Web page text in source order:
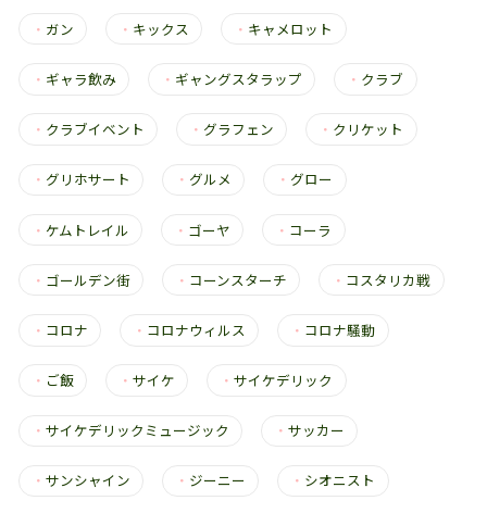
・ ガン ・ キックス ・ キャメロット
・ ギャラ飲み ・ ギャングスタラップ ・ クラブ
・ クラブイベント ・ グラフェン ・ クリケット
・ グリホサート ・ グルメ ・ グロー
・ ケムトレイル ・ ゴーヤ ・ コーラ
・ ゴールデン街 ・ コーンスターチ ・ コスタリカ戦
・ コロナ ・ コロナウィルス ・ コロナ騒動
・ ご飯 ・サイケ ・サイケデリック
・ サイケデリックミュージック ・サッカー
・ サンシャイン ・ ジーニー ・ シオニスト